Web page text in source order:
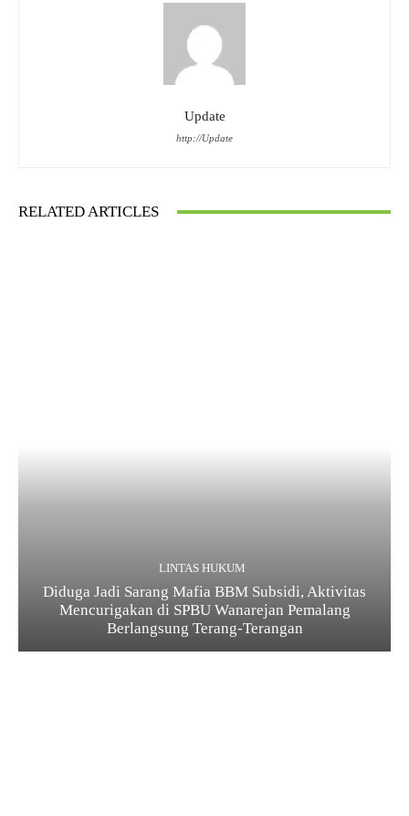
Update
http://Update
RELATED ARTICLES
LINTAS HUKUM
Diduga Jadi Sarang Mafia BBM Subsidi, Aktivitas
Mencurigakan di SPBU Wanarejan Pemalang
Berlangsung Terang-Terangan